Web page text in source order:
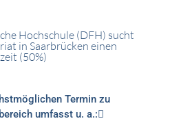
Hochschule (DFH) sucht
in Saarbrücken einen
(50%)
Termin zu
umfasst u. a.: